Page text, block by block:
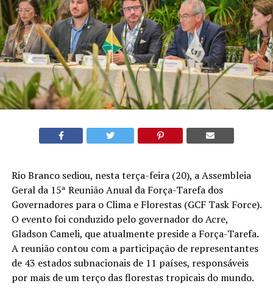
Rio Branco sediou, nesta terça-feira (20), a Assembleia
Geral da 15ª Reunião Anual da Força-Tarefa dos
Governadores para o Clima e Florestas (GCF Task Force).
O evento foi conduzido pelo governador do Acre,
Gladson Cameli, que atualmente preside a Força-Tarefa.
A reunião contou com a participação de representantes
de 43 estados subnacionais de 11 países, responsáveis
por mais de um terço das florestas tropicais do mundo.